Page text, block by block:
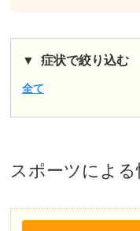
症状で絞り込む
全て
スポーツによる